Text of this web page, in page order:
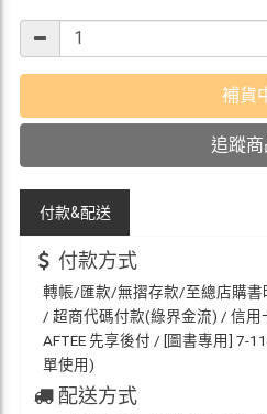
補貨
追蹤商
付款&配送
付款方式
轉帳/匯款/無摺存款/至總店購書
/ 超商代碼付款(綠界金流) / 信
AFTEE 先享後付 / [圖書專用] 7-
單使用)
配送方式